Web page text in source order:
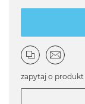
zapytaj o produkt